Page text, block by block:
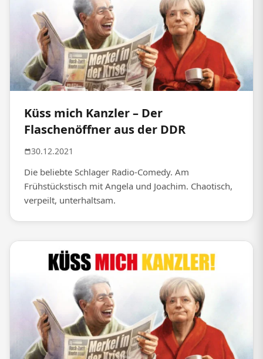
Küss mich Kanzler – Der
Flaschenöffner aus der DDR
30.12.2021
Die beliebte Schlager Radio-Comedy. Am
Frühstückstisch mit Angela und Joachim. Chaotisch,
verpeilt, unterhaltsam.